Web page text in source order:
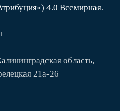
4.0 Всемирная.
область,
21а-26